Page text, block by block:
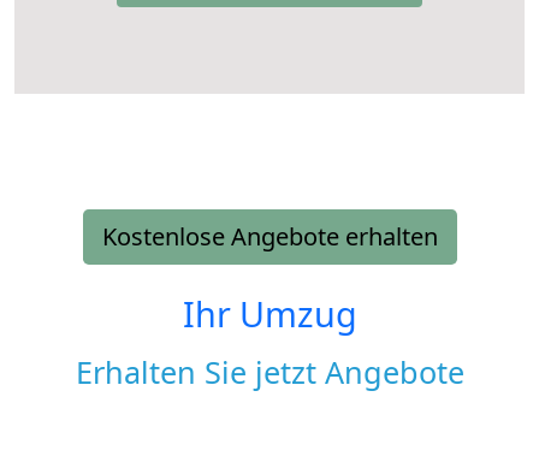
Kostenlose Angebote erhalten
Ihr Umzug
Erhalten Sie jetzt Angebote